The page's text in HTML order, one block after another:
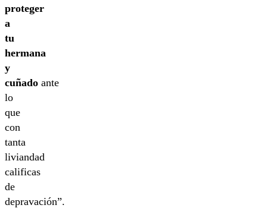
proteger
a
tu
hermana
y
cuñado ante
lo
que
con
tanta
liviandad
calificas
de
depravación”.